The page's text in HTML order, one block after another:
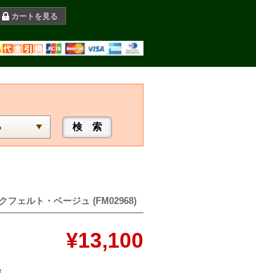
カートを見る
フェルト・ベージュ (FM02968)
¥13,100